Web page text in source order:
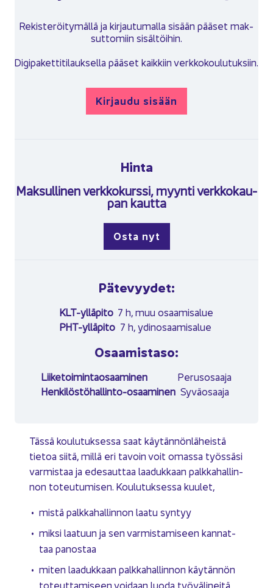
Re­kis­te­röi­ty­mäl­lä ja kir­jau­tu­mal­la si­sään pää­set mak­
sut­to­miin si­säl­töi­hin.
Di­gi­pa­ket­ti­ti­lauk­sel­la pää­set kaik­kiin verk­ko­kou­lu­tuk­siin.
Kir­jau­du si­sään
Hinta
Mak­sul­li­nen verk­ko­kurs­si, myyn­ti verk­ko­kau­
pan kaut­ta
Osta nyt
Pä­te­vyy­det:
KLT-​ylläpito 7 h, muu osaa­mi­sa­lue
PHT-​ylläpito 7 h, ydin­osaa­mi­sa­lue
Osaa­mis­ta­so:
Lii­ke­toi­min­tao­saa­mi­nen
Pe­rus­osaa­ja
Henkilöstöhallinto-​osaaminen Sy­vä­osaa­ja
Tässä kou­lu­tuk­ses­sa saat käy­tän­nön­lä­heis­tä
tie­toa siitä, millä eri ta­voin voit omas­sa työs­sä­si
var­mis­taa ja ede­saut­taa laa­duk­kaan palk­ka­hal­lin­
non to­teu­tu­mi­sen. Kou­lu­tuk­ses­sa kuu­let,
mistä palk­ka­hal­lin­non laatu syn­tyy
miksi laa­tuun ja sen var­mis­ta­mi­seen kan­nat­
taa pa­nos­taa
miten laa­duk­kaan palk­ka­hal­lin­non käy­tän­nön
to­teut­ta­mi­seen voi­daan luoda työ­vä­li­nei­tä